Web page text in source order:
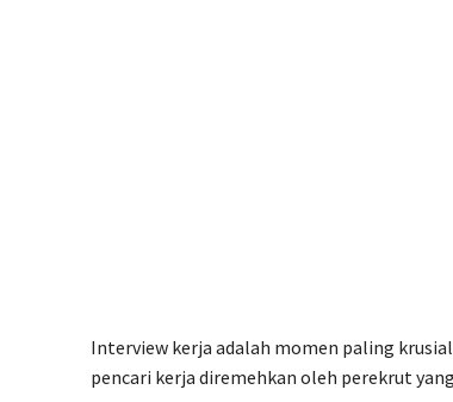
Interview kerja adalah momen paling
pencari kerja diremehkan oleh perekrut